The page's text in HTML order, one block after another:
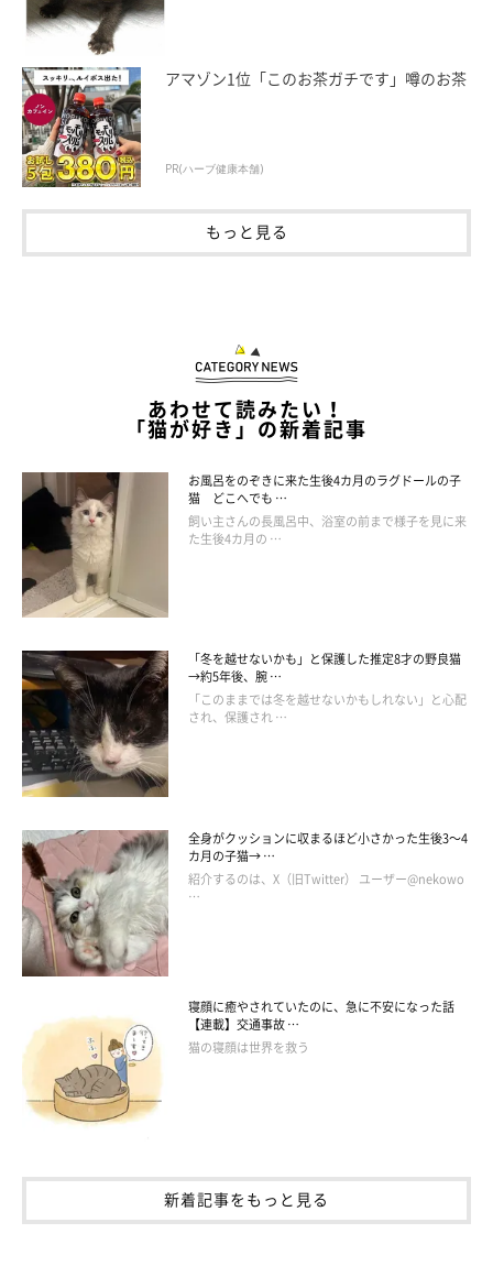
アマゾン1位「このお茶ガチです」噂のお茶
PR(ハーブ健康本舗)
もっと見る
あわせて読みたい！
「猫が好き」の新着記事
お風呂をのぞきに来た生後4カ月のラグドールの子
猫 どこへでも …
飼い主さんの長風呂中、浴室の前まで様子を見に来
た生後4カ月の …
「冬を越せないかも」と保護した推定8才の野良猫
→約5年後、腕 …
「このままでは冬を越せないかもしれない」と心配
され、保護され …
全身がクッションに収まるほど小さかった生後3～4
カ月の子猫→ …
紹介するのは、X（旧Twitter） ユーザー@nekowo
…
寝顔に癒やされていたのに、急に不安になった話
【連載】交通事故 …
猫の寝顔は世界を救う
新着記事をもっと見る